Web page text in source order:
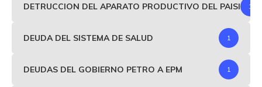
DETRUCCION DEL APARATO PRODUCTIVO DEL PAISI 1
DEUDA DEL SISTEMA DE SALUD 1
DEUDAS DEL GOBIERNO PETRO A EPM 1